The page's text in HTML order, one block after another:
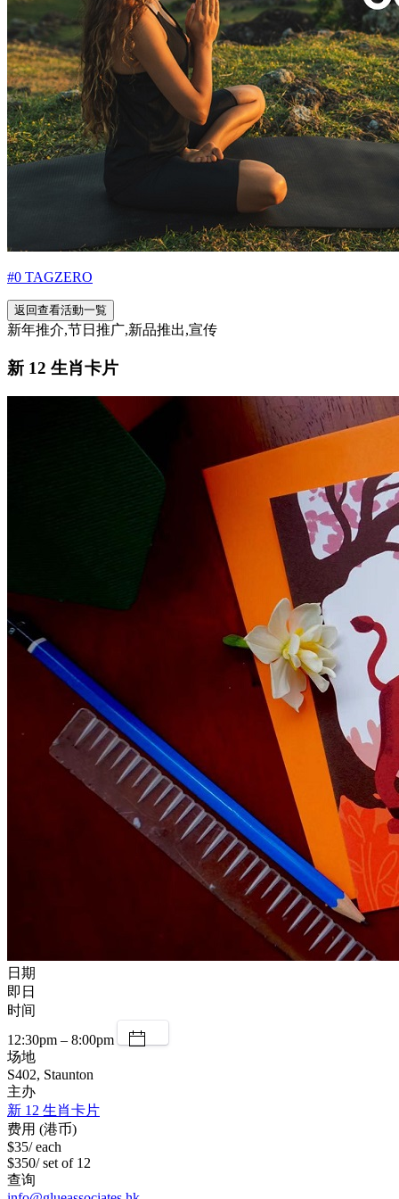
#0 TAGZERO
返回查看活動一覧
新年推介,节日推广,新品推出,宣传
新 12 生肖卡片
日期
即日
时间
12:30pm – 8:00pm
场地
S402, Staunton
主办
新 12 生肖卡片
费用 (港币)
$35/ each
$350/ set of 12
查询